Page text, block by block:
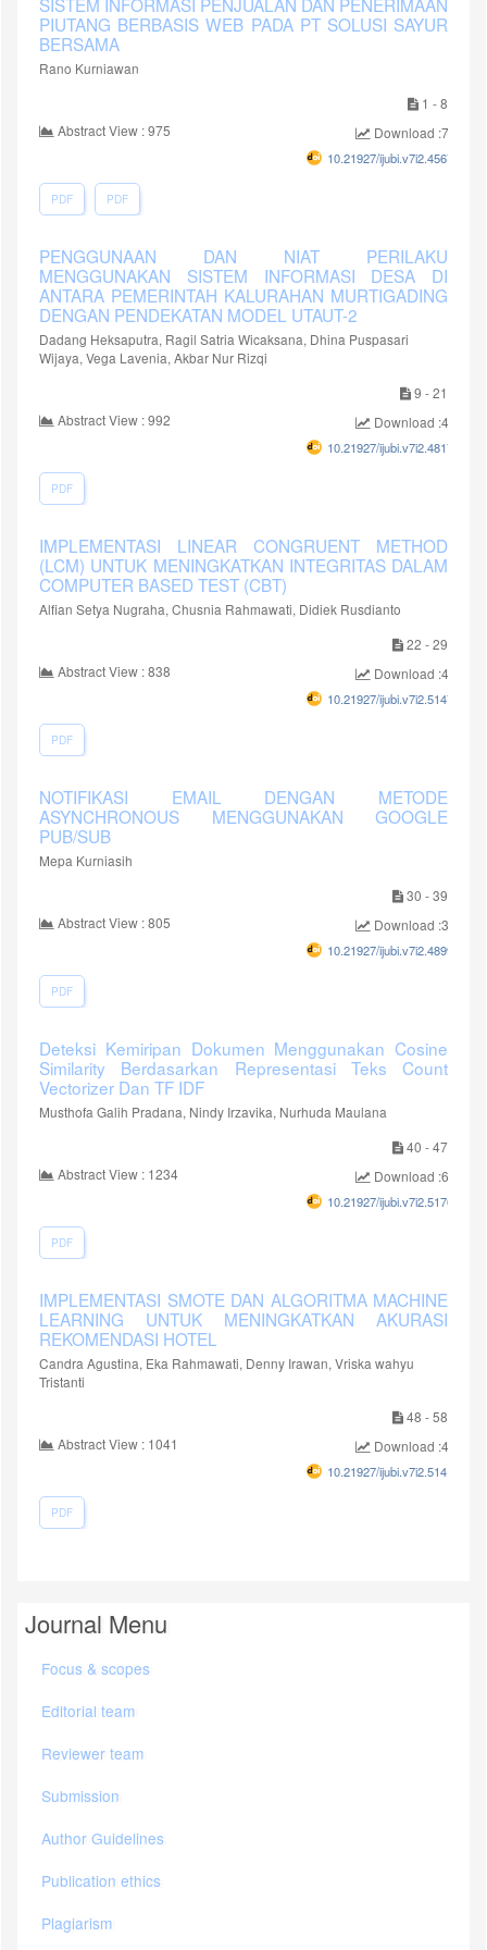
PIUTANG BERBASIS WEB PADA PT SOLUSI SAYUR
BERSAMA
Rano Kurniawan
1 - 8
Abstract View : 975
Download :775
10.21927/ijubi.v7i2.4567
PDF PDF
PENGGUNAAN DAN NIAT PERILAKU
MENGGUNAKAN SISTEM INFORMASI DESA DI
ANTARA PEMERINTAH KALURAHAN MURTIGADING
DENGAN PENDEKATAN MODEL UTAUT-2
Dadang Heksaputra, Ragil Satria Wicaksana, Dhina Puspasari
Wijaya, Vega Lavenia, Akbar Nur Rizqi
9 - 21
Abstract View : 992
Download :461
10.21927/ijubi.v7i2.4817
PDF
IMPLEMENTASI LINEAR CONGRUENT METHOD
(LCM) UNTUK MENINGKATKAN INTEGRITAS DALAM
COMPUTER BASED TEST (CBT)
Alfian Setya Nugraha, Chusnia Rahmawati, Didiek Rusdianto
22 - 29
Abstract View : 838
Download :416
10.21927/ijubi.v7i2.5147
PDF
NOTIFIKASI EMAIL DENGAN METODE
ASYNCHRONOUS MENGGUNAKAN GOOGLE
PUB/SUB
Mepa Kurniasih
30 - 39
Abstract View : 805
Download :389
10.21927/ijubi.v7i2.4899
PDF
Deteksi Kemiripan Dokumen Menggunakan Cosine
Similarity Berdasarkan Representasi Teks Count
Vectorizer Dan TF IDF
Musthofa Galih Pradana, Nindy Irzavika, Nurhuda Maulana
40 - 47
Abstract View : 1234
Download :609
10.21927/ijubi.v7i2.5170
PDF
IMPLEMENTASI SMOTE DAN ALGORITMA MACHINE
LEARNING UNTUK MENINGKATKAN AKURASI
REKOMENDASI HOTEL
Candra Agustina, Eka Rahmawati, Denny Irawan, Vriska wahyu
Tristanti
48 - 58
Abstract View : 1041
Download :484
10.21927/ijubi.v7i2.5141
PDF
Journal Menu
Focus & scopes
Editorial team
Reviewer team
Submission
Author Guidelines
Publication ethics
Plagiarism